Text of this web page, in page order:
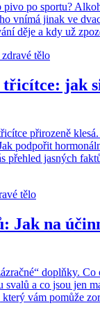
pivo po sportu?
vnímá jinak ve
děje a kdy už
tělo
třicítce: jak
přirozeně
podpořit
přehled jasných
tělo
Jak na
doplňky.
svalů a co jsou jen
vám pomůže